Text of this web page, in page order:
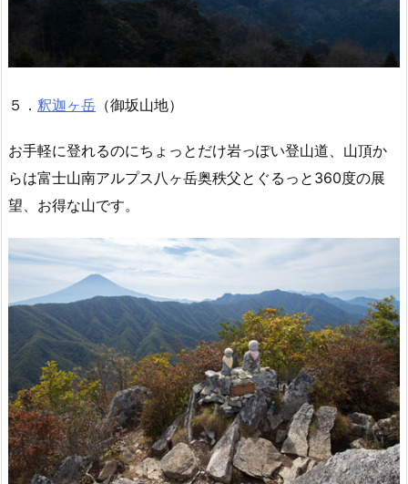
５． 釈迦ヶ岳 （御坂山地）
お手軽に登れるのにちょっとだけ岩っぽい登山道、山頂か
らは富士山南アルプス八ヶ岳奥秩父とぐるっと360度の展
望、お得な山です。